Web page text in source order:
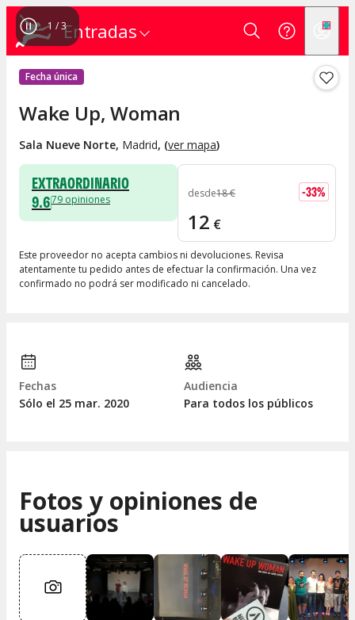
Entradas
1 /3
Fecha única
Wake Up, Woman
Sala Nueve Norte, Madrid, (ver mapa)
EXTRAORDINARIO
9.679 opiniones desde18€ -33%
12 €
Este proveedor no acepta cambios ni devoluciones. Revisa
atentamente tu pedido antes de efectuar la confirmación. Una vez
confirmado no podrá ser modificado ni cancelado.
Fechas
Sólo el 25 mar. 2020
Audiencia
Para todos los públicos
Fotos y opiniones de
usuarios